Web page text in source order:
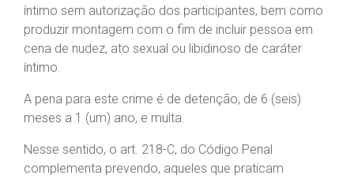
íntimo sem autorização dos participantes, bem como
produzir montagem com o fim de incluir pessoa em
cena de nudez, ato sexual ou libidinoso de caráter
íntimo.
A pena para este crime é de detenção, de 6 (seis)
meses a 1 (um) ano, e multa.
Nesse sentido, o art. 218-C, do Código Penal
complementa prevendo, aqueles que praticam